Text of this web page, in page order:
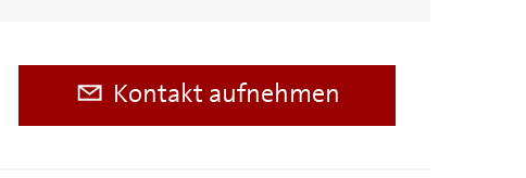
Kontakt aufnehmen